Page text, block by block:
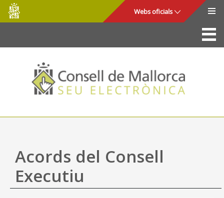
Salta al contingut principal
Consell
de
Mallorca
Webs oficials
La Seu
Consell de Mallorca
Accés i seguretat
Utilitats
Ajuda
Acords del Consell
Executiu